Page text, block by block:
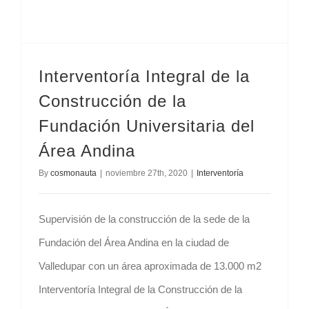
Interventoría Integral de la
Construcción de la
Fundación Universitaria del
Área Andina
By cosmonauta noviembre 27th, 2020 Interventoría
Supervisión de la construcción de la sede de la
Fundación del Área Andina en la ciudad de
Valledupar con un área aproximada de 13.000 m2
Interventoría Integral de la Construcción de la